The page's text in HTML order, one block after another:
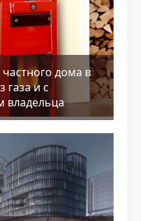
дома в
газа и с
владельца